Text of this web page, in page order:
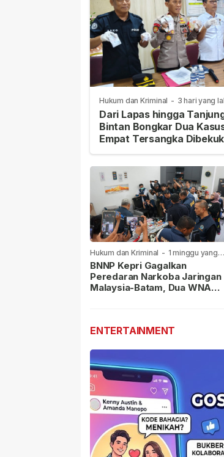
Hukum dan Kriminal - 3 hari yang
Dari Lapas hingga
Bintan Bongkar Dua
Empat Tersangka Dibekuk
Hukum dan Kriminal - 1 minggu yang
lalu
BNNP Kepri Gagalkan
Peredaran Narkoba Jaringan
Malaysia-Batam, Dua WNA
ENTERTAINMENT